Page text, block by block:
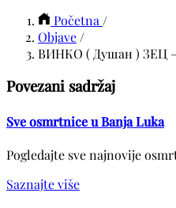
Početna /
Objave /
ВИНКО ( Душан ) ЗЕЦ
Povezani sadržaj
Sve osmrtnice u Banja Luka
Pogledajte sve najnovije
Saznajte više